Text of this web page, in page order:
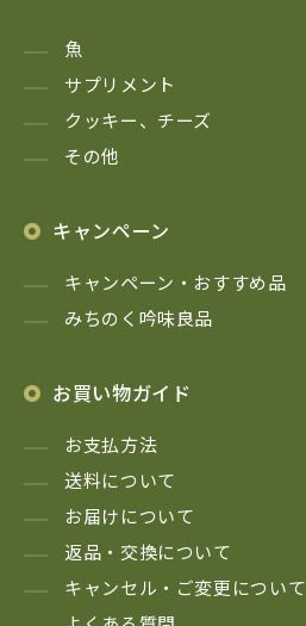
魚
サプリメント
クッキー、チーズ
その他
キャンペーン
キャンペーン・おすすめ品
みちのく吟味良品
お買い物ガイド
お支払方法
送料について
お届けについて
返品・交換について
キャンセル・ご変更について